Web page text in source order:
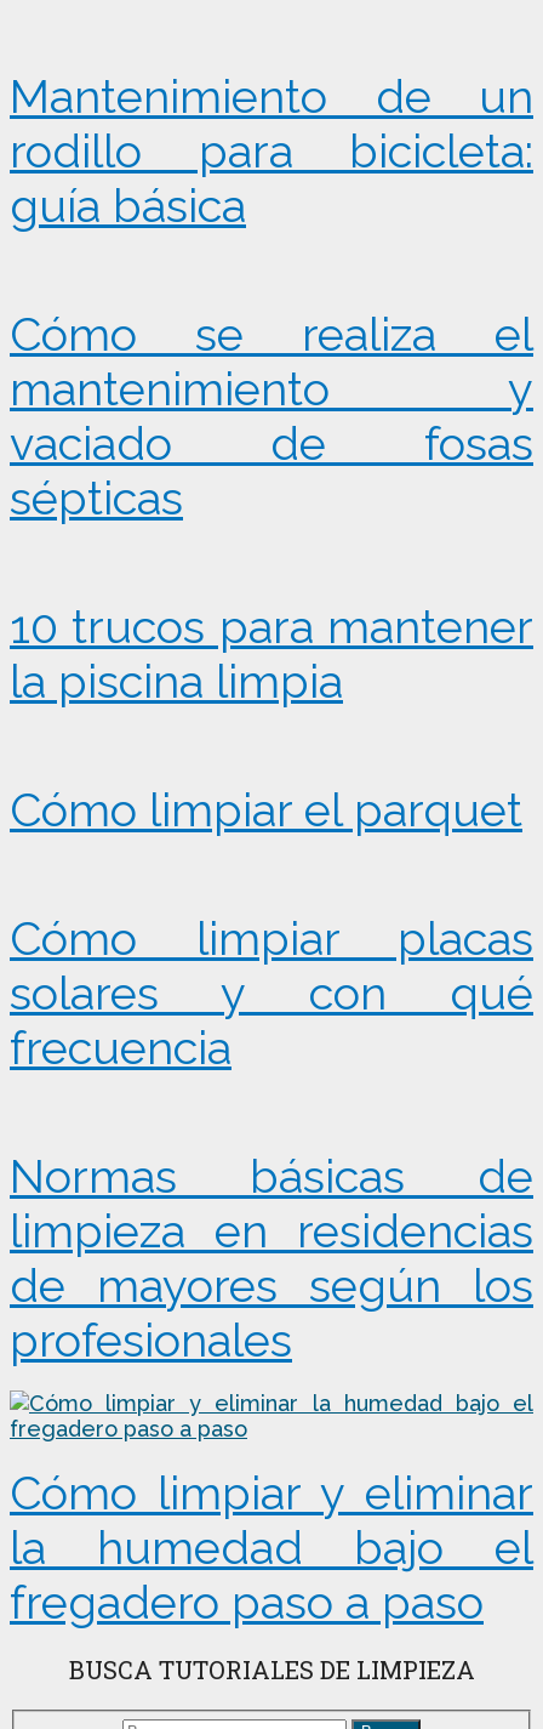
Mantenimiento de un
rodillo para bicicleta:
guía básica
Cómo se realiza el
mantenimiento y
vaciado de fosas
sépticas
10 trucos para mantener
la piscina limpia
Cómo limpiar el parquet
Cómo limpiar placas
solares y con qué
frecuencia
Normas básicas de
limpieza en residencias
de mayores según los
profesionales
Cómo limpiar y eliminar
la humedad bajo el
fregadero paso a paso
BUSCA TUTORIALES DE LIMPIEZA